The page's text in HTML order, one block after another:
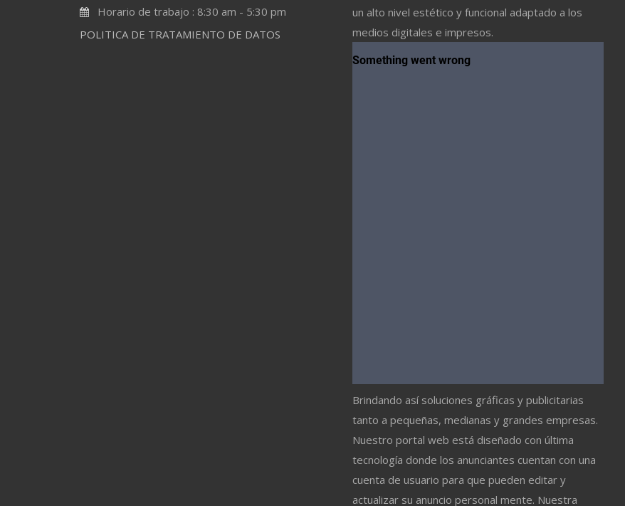
Horario de trabajo : 8:30 am - 5:30 pm
POLITICA DE TRATAMIENTO DE DATOS
un alto nivel estético y funcional adaptado a los
medios digitales e impresos.
Brindando así soluciones gráficas y publicitarias
tanto a pequeñas, medianas y grandes empresas.
Nuestro portal web está diseñado con última
tecnología donde los anunciantes cuentan con una
cuenta de usuario para que pueden editar y
actualizar su anuncio personal mente. Nuestra